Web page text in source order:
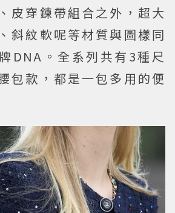
皮穿鍊帶組合之外，超大
斜紋軟呢等材質與圖樣同
DNA。全系列共有3種尺
包款，都是一包多用的便